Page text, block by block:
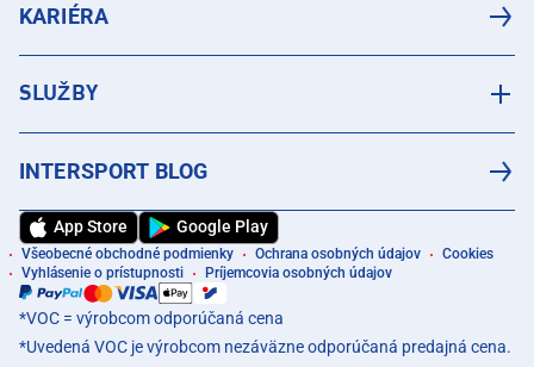
KARIÉRA
SLUŽBY
INTERSPORT BLOG
App Store Google Play
Všeobecné obchodné podmienky Ochrana osobných údajov
Cookies
Vyhlásenie o prístupnosti
Príjemcovia osobných údajov
*VOC = výrobcom odporúčaná cena
*Uvedená VOC je výrobcom nezáväzne odporúčaná predajná cena.